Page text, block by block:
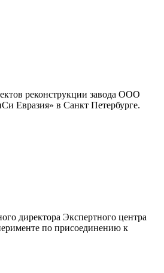
реконструкции завода ООО
Евразия» в Санкт Петербурге.
директора Экспертного центра
по присоединению к